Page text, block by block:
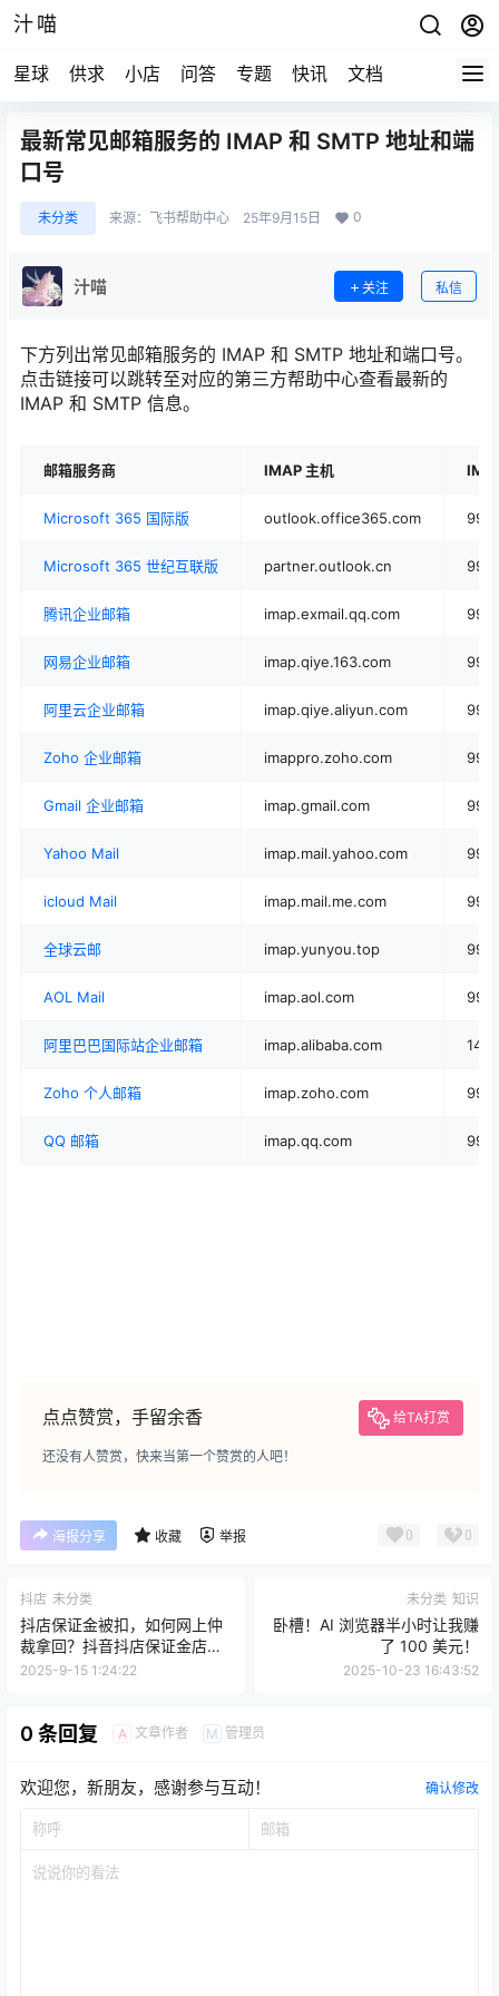
汁喵
星球 供求 小店 问答 专题 快讯 文档
最新常见邮箱服务的 IMAP 和 SMTP 地址和端
口号
未分类 来源： 飞书帮助中心 25年9月15日 0
汁喵 关注 私信
下方列出常见邮箱服务的 IMAP 和 SMTP 地址和端口号。
点击链接可以跳转至对应的第三方帮助中心查看最新的
IMAP 和 SMTP 信息。
邮箱服务商 IMAP 主机
Microsoft 365 国际版 outlook.office365.com 993
Microsoft 365 世纪互联版 partner.outlook.cn 993
腾讯企业邮箱 imap.exmail.qq.com 993
网易企业邮箱 imap.qiye.163.com 993
阿里云企业邮箱 imap.qiye.aliyun.com 993
Zoho 企业邮箱 imappro.zoho.com 993
Gmail 企业邮箱 imap.gmail.com 993
Yahoo Mail imap.mail.yahoo.com 993
icloud Mail imap.mail.me.com 993
全球云邮 imap.yunyou.top 993
AOL Mail imap.aol.com 993
阿里巴巴国际站企业邮箱 imap.alibaba.com 143
Zoho 个人邮箱 imap.zoho.com 993
QQ 邮箱 imap.qq.com 993
点点赞赏，手留余香 给TA打赏
还没有人赞赏，快来当第一个赞赏的人吧！
海报分享 收藏 举报 0 0
抖店 未分类
抖店保证金被扣，如何网上仲
裁拿回？抖音抖店保证金店铺
违规罚款申诉失败【法律仲
2025-9-15 1:24:22
未分类 知识
卧槽！AI 浏览器半小时让我赚
了 100 美元！
2025-10-23 16:43:52
0 条回复 A 文章作者 M 管理员
欢迎您，新朋友，感谢参与互动！ 确认修改